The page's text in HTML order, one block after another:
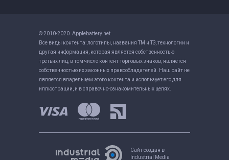
© 2010-2020. Applebattery.net
Все виды контента: логотипы, названия ТМ и ТЗ, технологии и
другая информация, которая является собственностью
третьих лиц, в том числе контент торговых знаков, является
собственностью их законных правообладателей. Наш сайт не
является владельцем этого контента и использует его для
иллюстрации, и в справочно-ознакомительных целях.
Сайт создан в
Industrial Media